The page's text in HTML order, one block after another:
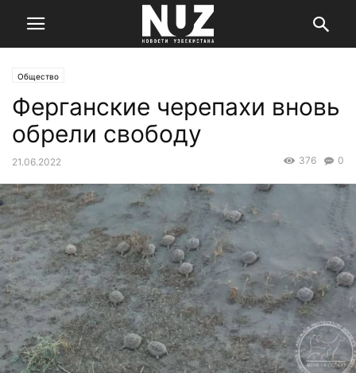
Общество
Ферганские черепахи вновь
обрели свободу
21.06.2022 0
376